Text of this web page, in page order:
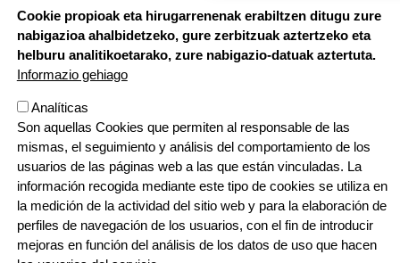
Cookie propioak eta hirugarrenenak erabiltzen ditugu zure
nabigazioa ahalbidetzeko, gure zerbitzuak aztertzeko eta
helburu analitikoetarako, zure nabigazio-datuak aztertuta.
Informazio gehiago
Analíticas
Son aquellas Cookies que permiten al responsable de las
mismas, el seguimiento y análisis del comportamiento de los
usuarios de las páginas web a las que están vinculadas. La
información recogida mediante este tipo de cookies se utiliza en
la medición de la actividad del sitio web y para la elaboración de
perfiles de navegación de los usuarios, con el fin de introducir
mejoras en función del análisis de los datos de uso que hacen